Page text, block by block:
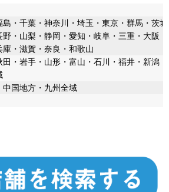
島・千葉・神奈川・埼玉・東京・群馬・茨
・山梨・静岡・愛知・岐阜・三重・大阪・
庫・滋賀・奈良・和歌山
・岩手・山形・富山・石川・福井・新潟・
中国地方・九州全域